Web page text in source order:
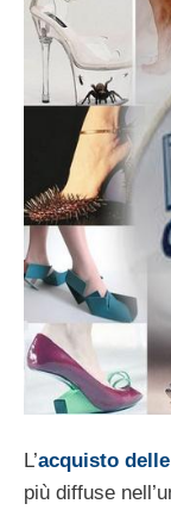
L’acquisto
più diffuse